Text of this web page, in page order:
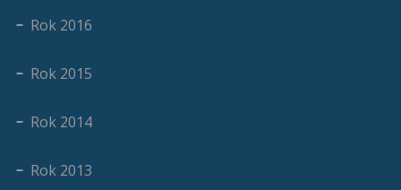
Rok 2016
Rok 2015
Rok 2014
Rok 2013